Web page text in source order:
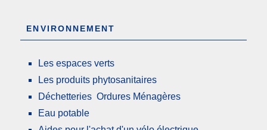
ENVIRONNEMENT
Les espaces verts
Les produits phytosanitaires
Déchetteries Ordures Ménagères
Eau potable